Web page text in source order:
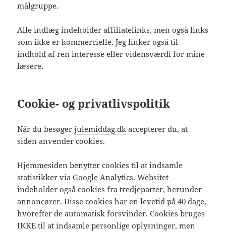
målgruppe.
Alle indlæg indeholder affiliatelinks, men også links
som ikke er kommercielle. Jeg linker også til
indhold af ren interesse eller vidensværdi for mine
læsere.
Cookie- og privatlivspolitik
Når du besøgerjulemiddag.dk accepterer du, at
siden anvender cookies.
Hjemmesiden benytter cookies til at indsamle
statistikker via Google Analytics. Websitet
indeholder også cookies fra tredjeparter, herunder
annoncører. Disse cookies har en levetid på 40 dage,
hvorefter de automatisk forsvinder. Cookies bruges
IKKE til at indsamle personlige oplysninger, men